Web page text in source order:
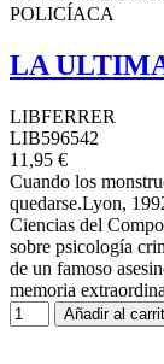
POLICÍACA
LA
LIBFERRER
LIB596542
11,95 €
Cuando los
quedarse.Lyon,
Ciencias del
sobre psicología
de un famoso
memoria
Añadir al